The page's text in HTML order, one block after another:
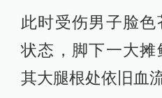
此时受伤男子脸
状态，脚下一大
其大腿根处依旧血